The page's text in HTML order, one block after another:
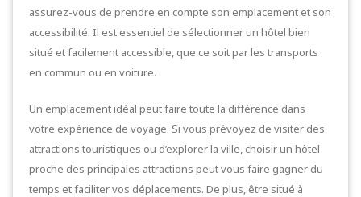
assurez-vous de prendre en compte son emplacement et son
accessibilité. Il est essentiel de sélectionner un hôtel bien
situé et facilement accessible, que ce soit par les transports
en commun ou en voiture.
Un emplacement idéal peut faire toute la différence dans
votre expérience de voyage. Si vous prévoyez de visiter des
attractions touristiques ou d’explorer la ville, choisir un hôtel
proche des principales attractions peut vous faire gagner du
temps et faciliter vos déplacements. De plus, être situé à